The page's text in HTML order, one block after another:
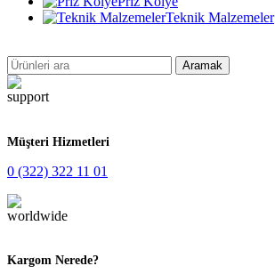
Teknik Malzemeler
Aramak
Müşteri Hizmetleri
0 (322) 322 11 01
Kargom Nerede?